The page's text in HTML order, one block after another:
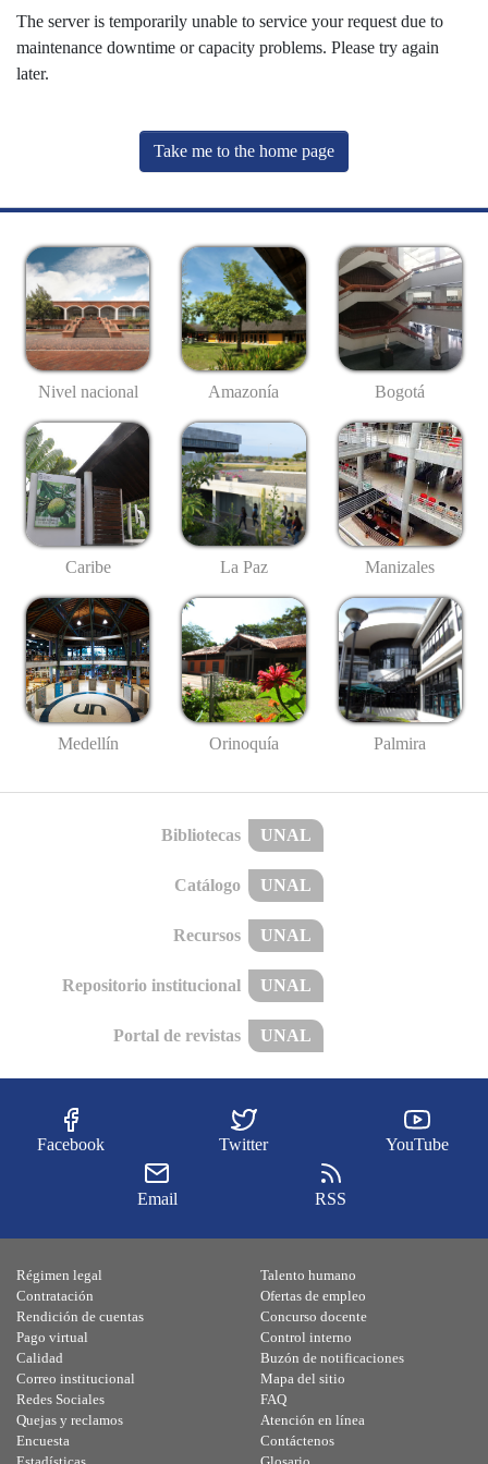
The server is temporarily unable to service your request due to
maintenance downtime or capacity problems. Please try again
later.
Take me to the home page
Nivel nacional Amazonía Bogotá
Caribe La Paz Manizales
Medellín Orinoquía Palmira
Bibliotecas UNAL
Catálogo UNAL
Recursos UNAL
Repositorio institucional UNAL
Portal de revistas UNAL
Facebook Twitter YouTube
Email RSS
Régimen legal
Contratación
Rendición de cuentas
Pago virtual
Calidad
Talento humano
Ofertas de empleo
Concurso docente
Control interno
Buzón de notificaciones
Correo institucional
Redes Sociales
Quejas y reclamos
Encuesta
Mapa del sitio
FAQ
Atención en línea
Contáctenos